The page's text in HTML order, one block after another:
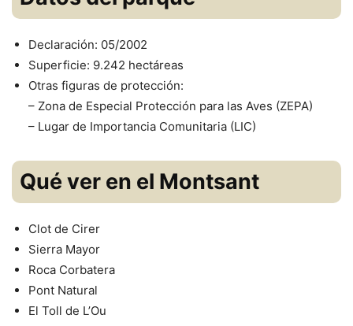
Declaración: 05/2002
Superficie: 9.242 hectáreas
Otras figuras de protección:
– Zona de Especial Protección para las Aves (ZEPA)
– Lugar de Importancia Comunitaria (LIC)
Qué ver en el Montsant
Clot de Cirer
Sierra Mayor
Roca Corbatera
Pont Natural
El Toll de L’Ou